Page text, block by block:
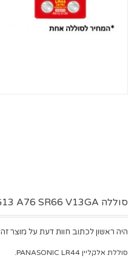
סוללה PANASONIC LR44 AG13 A76 SR66 V13GA
היה ראשון לכתוב חוות דעת על מוצר זה
סוללת אלקליין PANASONIC LR44.